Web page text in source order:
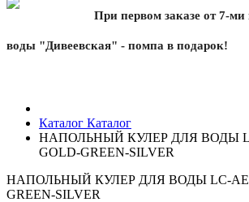
При первом заказе от 7-ми
воды "Дивеевская" - помпа в подарок!
Каталог Каталог
НАПОЛЬНЫЙ КУЛЕР ДЛЯ ВОДЫ
GOLD-GREEN-SILVER
НАПОЛЬНЫЙ КУЛЕР ДЛЯ ВОДЫ LC-
GREEN-SILVER